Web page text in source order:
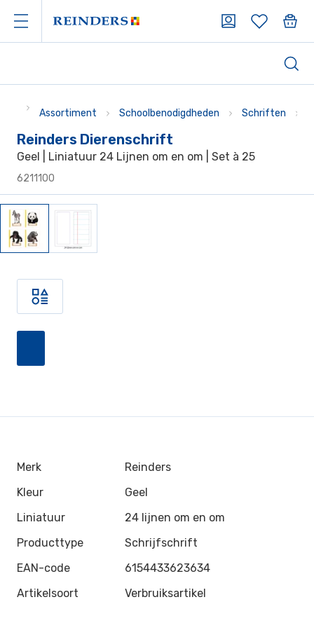
Assortiment Schoolbenodigdheden Schriften
Reinders Dierenschrift
Geel | Liniatuur 24 Lijnen om en om | Set à 25
6211100
Merk
Reinders
Kleur
Geel
Liniatuur
24 lijnen om en om
Producttype
Schrijfschrift
EAN-code
6154433623634
Artikelsoort
Verbruiksartikel